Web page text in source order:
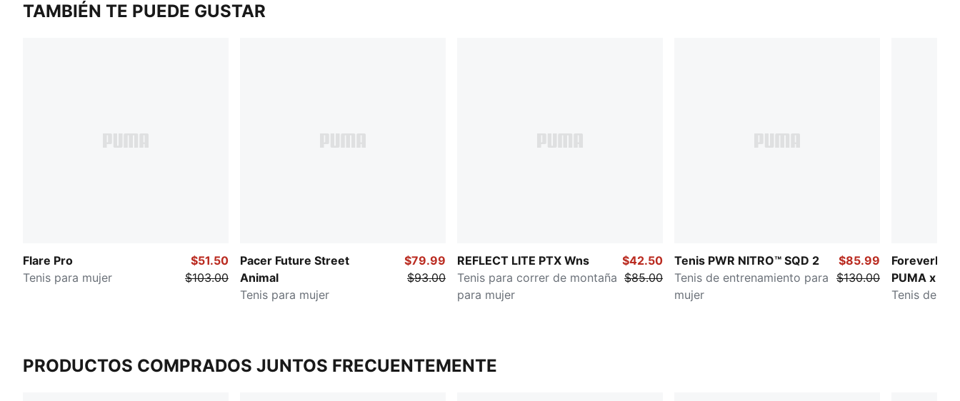
TAMBIÉN TE PUEDE GUSTAR
Flare Pro
Tenis para mujer
$51.50
$103.00
Pacer Future Street
Animal
Tenis para mujer
$79.99
$93.00
REFLECT LITE PTX Wns
Tenis para correr de montaña
para mujer
$42.50
$85.00
Tenis PWR NITRO™ SQD 2
Tenis de entrenamiento para
mujer
$85.99
$130.00
ForeverRun
PUMA x
Tenis de
PRODUCTOS COMPRADOS JUNTOS FRECUENTEMENTE